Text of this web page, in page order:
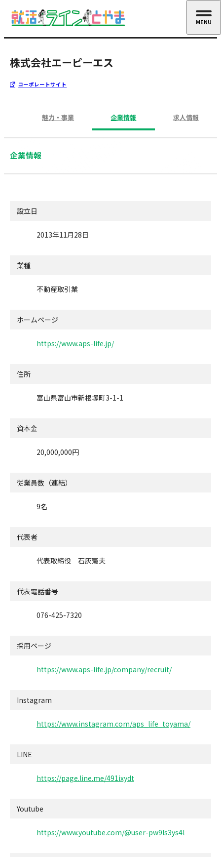
株式会社エーピーエス
コーポレートサイト
魅力・事業 企業情報 求人情報
企業情報
設立日
2013年11月28日
業種
不動産取引業
ホームページ
https://www.aps-life.jp/
住所
富山県富山市新根塚町3-1-1
資本金
20,000,000円
従業員数（連結）
9名
代表者
代表取締役 石灰憲夫
代表電話番号
076-425-7320
採用ページ
https://www.aps-life.jp/company/recruit/
Instagram
https://www.instagram.com/aps_life_toyama/
LINE
https://page.line.me/491ixydt
Youtube
https://www.youtube.com/@user-pw9ls3ys4l
MENU